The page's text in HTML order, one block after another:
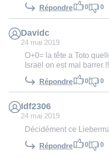
Répondre 0 0
Davidc
24 mai 2019
O+0= la tête a Toto
Israël on est mal barrer !!
Répondre 0 0
Idf2306
24 mai 2019
Décidément ce
Répondre 0 0